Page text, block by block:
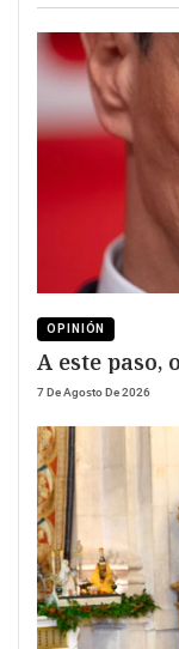
OPINIÓN
A este paso,
7 De Agosto De 2026